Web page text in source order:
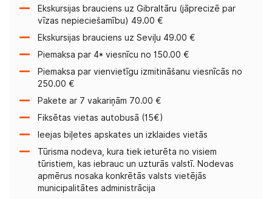
Ekskursijas brauciens uz Gibraltāru (jāprecizē par
vīzas nepieciešamību) 49.00 €
Ekskursijas brauciens uz Seviļu 49.00 €
Piemaksa par 4* viesnīcu no 150.00 €
Piemaksa par vienvietīgu izmitināšanu viesnīcās no
250.00 €
Pakete ar 7 vakariņām 70.00 €
Fiksētas vietas autobusā (15€)
Ieejas biļetes apskates un izklaides vietās
Tūrisma nodeva, kura tiek ieturēta no visiem
tūristiem, kas iebrauc un uzturās valstī. Nodevas
apmērus nosaka konkrētās valsts vietējās
municipalitātes administrācija